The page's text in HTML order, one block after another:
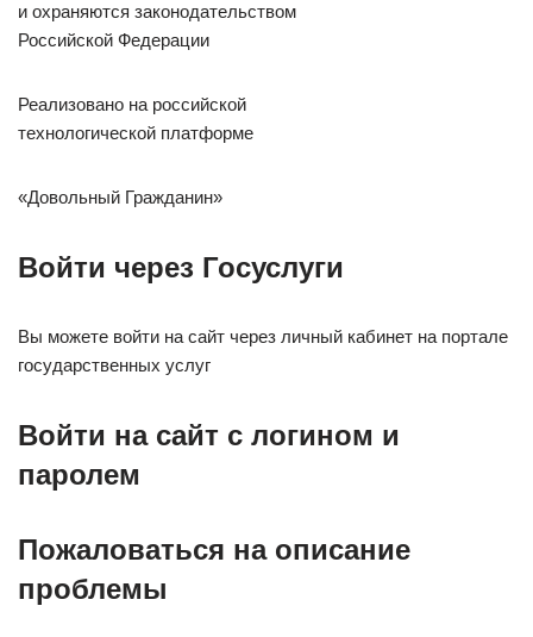
и охраняются законодательством
Российской Федерации
Реализовано на российской
технологической платформе
«Довольный Гражданин»
Войти через Госуслуги
Вы можете войти на сайт через личный кабинет на портале
государственных услуг
Войти на сайт с логином и
паролем
Пожаловаться на описание
проблемы